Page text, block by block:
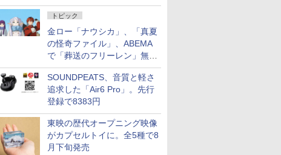
ルフはペア3万円以下
トピック
金ロー「ナウシカ」、「真夏
の怪奇ファイル」、ABEMA
で「葬送のフリーレン」無料
配信など。夏の特番・配信情
報
SOUNDPEATS、音質と軽さ
追求した「Air6 Pro」。先行
登録で8383円
東映の歴代オープニング映像
がカプセルトイに。全5種で8
月下旬発売